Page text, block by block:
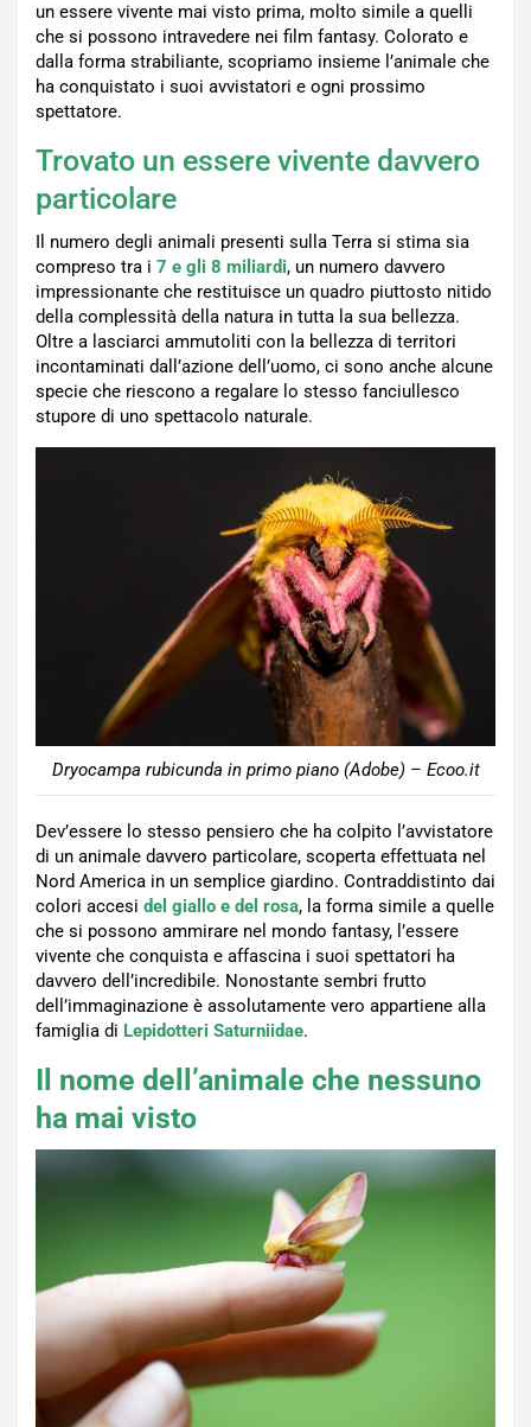
un essere vivente mai visto prima, molto simile a quelli
che si possono intravedere nei film fantasy. Colorato e
dalla forma strabiliante, scopriamo insieme l’animale che
ha conquistato i suoi avvistatori e ogni prossimo
spettatore.
Trovato un essere vivente davvero
particolare
Il numero degli animali presenti sulla Terra si stima sia
compreso tra i 7 e gli 8 miliardi, un numero davvero
impressionante che restituisce un quadro piuttosto nitido
della complessità della natura in tutta la sua bellezza.
Oltre a lasciarci ammutoliti con la bellezza di territori
incontaminati dall’azione dell’uomo, ci sono anche alcune
specie che riescono a regalare lo stesso fanciullesco
stupore di uno spettacolo naturale.
Dryocampa rubicunda in primo piano (Adobe) – Ecoo.it
Dev’essere lo stesso pensiero che ha colpito l’avvistatore
di un animale davvero particolare, scoperta effettuata nel
Nord America in un semplice giardino. Contraddistinto dai
colori accesi del giallo e del rosa, la forma simile a quelle
che si possono ammirare nel mondo fantasy, l’essere
vivente che conquista e affascina i suoi spettatori ha
davvero dell’incredibile. Nonostante sembri frutto
dell’immaginazione è assolutamente vero appartiene alla
famiglia di Lepidotteri Saturniidae.
Il nome dell’animale che nessuno
ha mai visto